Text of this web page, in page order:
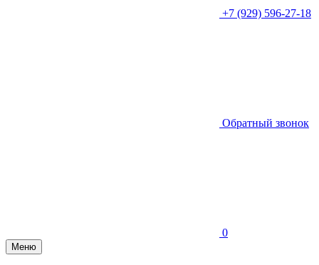
+7 (929) 596-27-18
Обратный звонок
0
Меню